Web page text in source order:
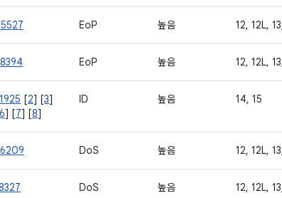
EoP 높음 12, 12L,
EoP 높음 12, 12L,
[2] [3]
6] [7] [8]
ID 높음 14, 15
DoS 높음 12, 12L,
DoS 높음 12, 12L,